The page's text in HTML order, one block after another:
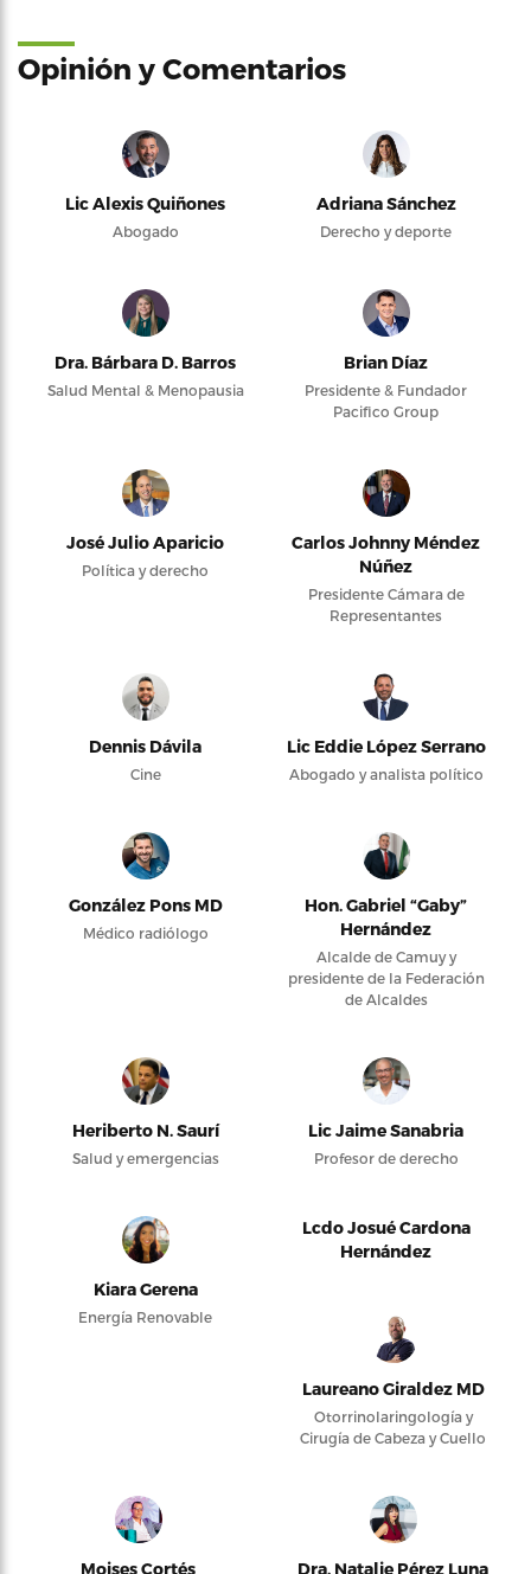
Opinión y Comentarios
Lic Alexis Quiñones
Abogado
Adriana Sánchez
Derecho y deporte
Dra. Bárbara D. Barros
Salud Mental & Menopausia
Brian Díaz
Presidente & Fundador
Pacifico Group
José Julio Aparicio
Política y derecho
Carlos Johnny Méndez
Núñez
Presidente Cámara de
Representantes
Dennis Dávila
Cine
Lic Eddie López Serrano
Abogado y analista político
González Pons MD
Médico radiólogo
Hon. Gabriel “Gaby”
Hernández
Alcalde de Camuy y
presidente de la Federación
de Alcaldes
Heriberto N. Saurí
Salud y emergencias
Lic Jaime Sanabria
Profesor de derecho
Kiara Gerena
Energía Renovable
Lcdo Josué Cardona
Hernández
Laureano Giraldez MD
Otorrinolaringología y
Cirugía de Cabeza y Cuello
Moises Cortés Dra. Natalie Pérez Luna